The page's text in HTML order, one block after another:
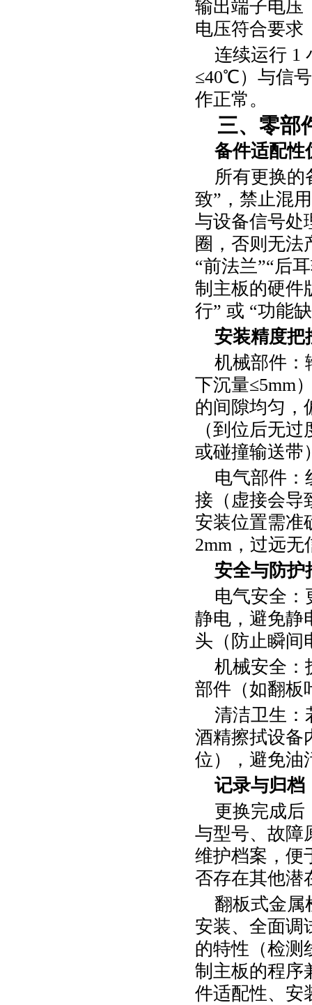
输出端子电压
电压符合要求
连续运行 1
≤40℃）与信
作正常。
三、零部
备件适配性
所有更换的
致”，禁止混
与设备信号处
圈，否则无法
“前法兰”“后
制主板的硬件
行” 或 “功能
安装精度把
机械部件：
下沉量≤5mm
的间隙均匀，
（到位后无
或碰撞输送带
电气部件：
接（虚接会导
安装位置需准
2mm ，过远
安全与防护
电气安全：
静电，避免静
头（防止瞬间
机械安全：
部件（如翻板
清洁卫生：
酒精擦拭设备
位），避免油
记录与归档
更换完成后
与型号、故障
维护档案，便
否存在其他潜
翻板式金属
安装、全面调
的特性（检测
制主板的程序
件适配性、安